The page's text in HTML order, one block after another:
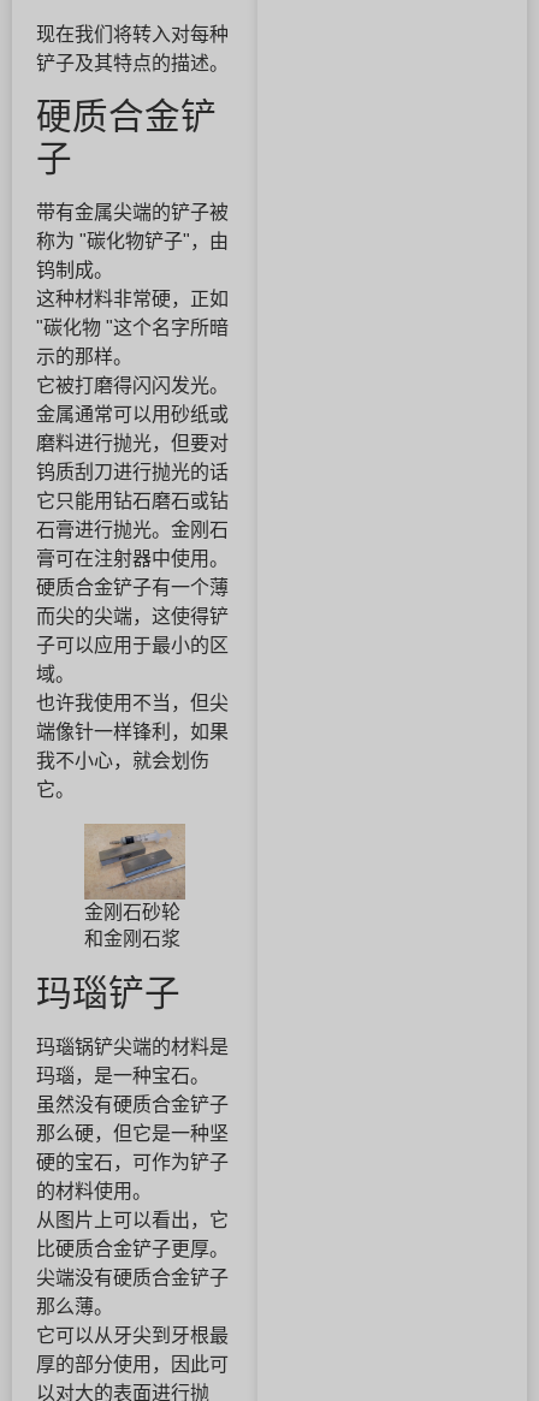
现在我们将转入对每种
铲子及其特点的描述。
硬质合金铲
子
带有金属尖端的铲子被
称为 "碳化物铲子"，由
钨制成。
这种材料非常硬，正如
"碳化物 "这个名字所暗
示的那样。
它被打磨得闪闪发光。
金属通常可以用砂纸或
磨料进行抛光，但要对
钨质刮刀进行抛光的话
它只能用钻石磨石或钻
石膏进行抛光。金刚石
膏可在注射器中使用。
硬质合金铲子有一个薄
而尖的尖端，这使得铲
子可以应用于最小的区
域。
也许我使用不当，但尖
端像针一样锋利，如果
我不小心，就会划伤
它。
金刚石砂轮
和金刚石浆
玛瑙铲子
玛瑙锅铲尖端的材料是
玛瑙，是一种宝石。
虽然没有硬质合金铲子
那么硬，但它是一种坚
硬的宝石，可作为铲子
的材料使用。
从图片上可以看出，它
比硬质合金铲子更厚。
尖端没有硬质合金铲子
那么薄。
它可以从牙尖到牙根最
厚的部分使用，因此可
以对大的表面进行抛